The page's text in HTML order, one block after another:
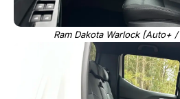
Ram Dakota Warlock [Auto+